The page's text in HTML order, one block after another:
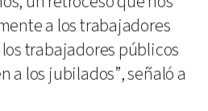
a los trabajadores
trabajadores públicos
a los jubilados”, señaló a